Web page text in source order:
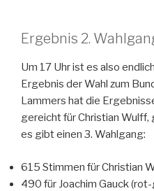
Ergebnis 2.
Um 17 Uhr ist es also
Ergebnis der Wahl zum
Lammers hat die
gereicht für Christian Wulff,
es gibt einen 3. Wahlgang:
615 Stimmen für Christian
490 für Joachim Gauck (rot-